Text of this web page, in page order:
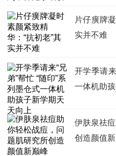
片仔癀牌
实并不难
开学季请
一体机助
伊肤泉祛
创造颜值